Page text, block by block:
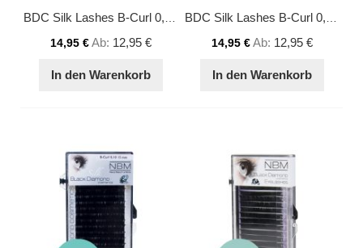
BDC Silk Lashes B-Curl 0,10 - 13 mm
14,95 €Ab 12,95 €
In den Warenkorb
BDC Silk Lashes B-Curl 0,10 - 14 mm
14,95 €Ab 12,95 €
In den Warenkorb